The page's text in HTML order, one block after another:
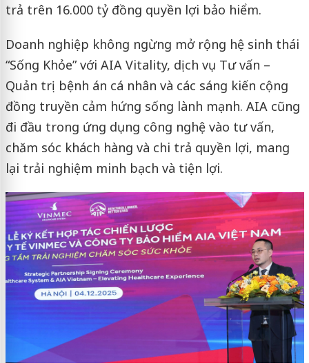
trả trên 16.000 tỷ đồng quyền lợi bảo hiểm.
Doanh nghiệp không ngừng mở rộng hệ sinh thái
“Sống Khỏe” với AIA Vitality, dịch vụ Tư vấn –
Quản trị bệnh án cá nhân và các sáng kiến cộng
đồng truyền cảm hứng sống lành mạnh. AIA cũng
đi đầu trong ứng dụng công nghệ vào tư vấn,
chăm sóc khách hàng và chi trả quyền lợi, mang
lại trải nghiệm minh bạch và tiện lợi.